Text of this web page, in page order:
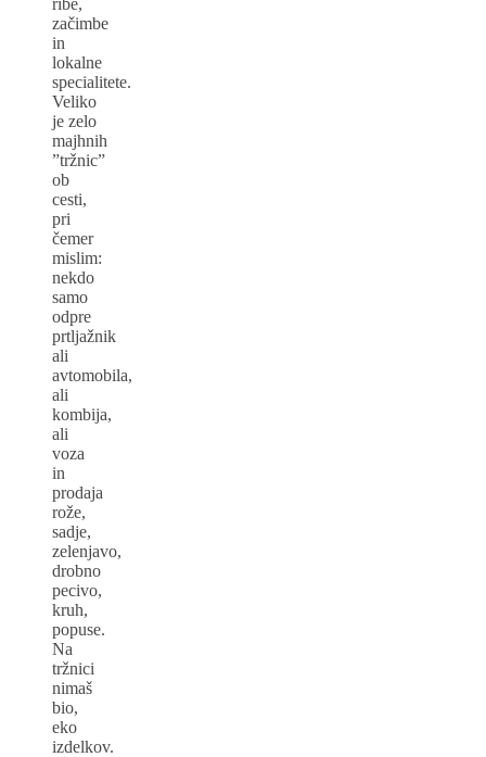
začimbe
in
lokalne
specialitete.
Veliko
je zelo
majhnih
”tržnic”
ob
cesti,
pri
čemer
mislim:
nekdo
samo
odpre
prtljažnik
ali
avtomobila,
ali
kombija,
ali
voza
in
prodaja
rože,
sadje,
zelenjavo,
drobno
pecivo,
kruh,
popuse.
Na
tržnici
nimaš
bio,
eko
izdelkov.